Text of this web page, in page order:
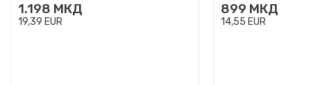
1.198 МКД
19,39 EUR
899 МКД
14,55 EUR